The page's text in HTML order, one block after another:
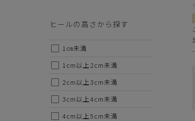
ヒールの高さから探す
1㎝未満
1cm以上2cm未満
2cm以上3cm未満
3cm以上4cm未満
4cm以上5cm未満
・セール/アウトレット商品の交換・返品は原則と
・掲載されております商品の色はPCモニターに
・仕様および外観・価格は予告なく変更される
・当オンラインストアと実店舗では、一部商品に
・ご試着につきましては必ず屋内でお願いします。